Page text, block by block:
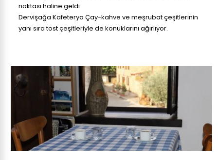
noktası haline geldi.
Dervişağa Kafeterya Çay-kahve ve meşrubat çeşitlerinin
yanı sıra tost çeşitleriyle de konuklarını ağırlıyor.